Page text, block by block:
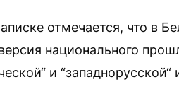
отмечается, что в
национального
и